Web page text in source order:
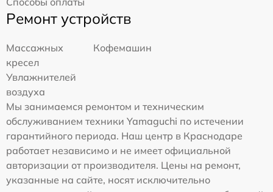
Ремонт устройств
Массажных
кресел
Кофемашин
Увлажнителей
воздуха
Мы занимаемся ремонтом и техническим
обслуживанием техники Yamaguchi по истечении
гарантийного периода. Наш центр в Краснодаре
работает независимо и не имеет официальной
авторизации от производителя. Цены на ремонт,
указанные на сайте, носят исключительно